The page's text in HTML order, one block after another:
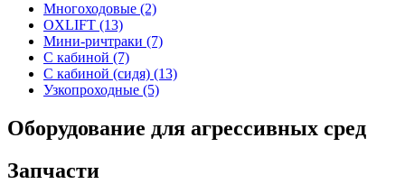
Многоходовые (2)
OXLIFT (13)
Мини-ричтраки (7)
С кабиной (7)
С кабиной (сидя) (13)
Узкопроходные (5)
Оборудование для агрессивных сред
Запчасти